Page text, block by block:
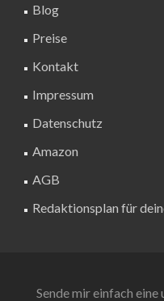
Blog
Preise
Kontakt
Impressum
Datenschutz
Amazon
AGB
Redaktionsplan für
Sende mir einfach